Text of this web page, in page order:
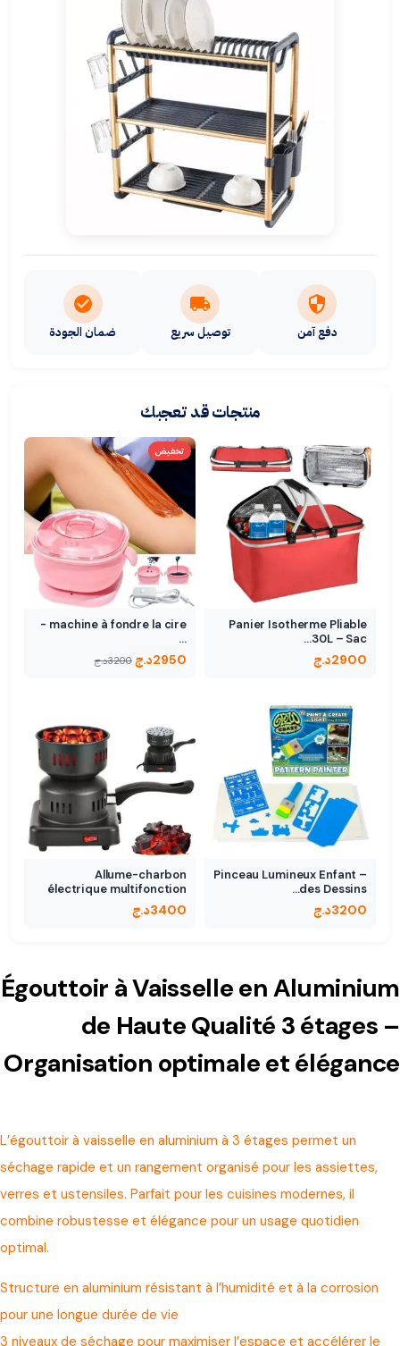
دفع آمن توصيل سريع ضمان الجودة
منتجات قد تعجبك
Panier Isotherme Pliable
30L – Sac…
2900د.ج
تخفيض
machine à fondre la cire -
…
2950د.ج 3200د.ج
Pinceau Lumineux Enfant –
des Dessins…
3200د.ج
Allume-charbon
électrique multifonction
3400د.ج
Égouttoir à Vaisselle en Aluminium
de Haute Qualité 3 étages –
Organisation optimale et élégance
L’égouttoir à vaisselle en aluminium à 3 étages permet un
séchage rapide et un rangement organisé pour les assiettes,
verres et ustensiles. Parfait pour les cuisines modernes, il
combine robustesse et élégance pour un usage quotidien
optimal.
Structure en aluminium résistant à l’humidité et à la corrosion
pour une longue durée de vie
3 niveaux de séchage pour maximiser l’espace et accélérer le